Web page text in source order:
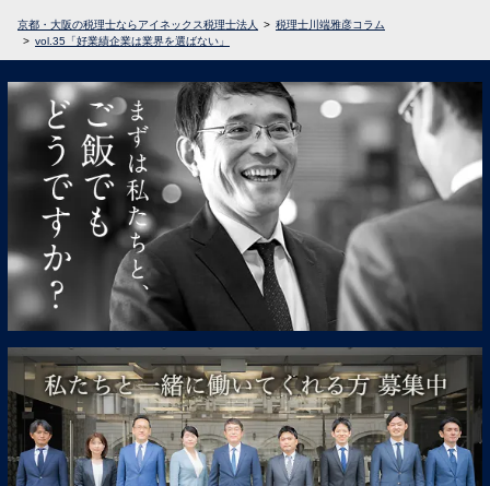
京都・大阪の税理士ならアイネックス税理士法人
税理士川端雅彦コラム
vol.35「好業績企業は業界を選ばない」